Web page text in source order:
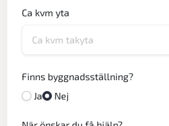
Ca kvm yta
Finns byggnadsställning?
Ja
Nej